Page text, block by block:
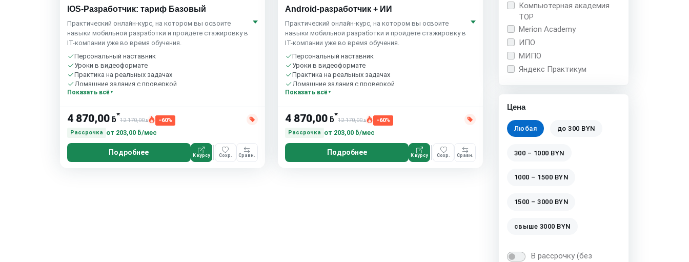
IOS-Разработчик: тариф Базовый
Практический онлайн-курс, на котором вы освоите
навыки мобильной разработки и пройдёте стажировку в
IT-компании уже во время обучения.
Персональный наставник
Уроки в видеоформате
Практика на реальных задачах
Домашние задания с проверкой
Бесплатный пробный урок
Показать всё
4 870,00 ƃ*
12 170,00ƃ
−60%
Рассрочка
от 203,00 ƃ/мес
Подробнее К курсу Сохр. Сравн.
Android-разработчик + ИИ
Практический онлайн-курс, на котором вы освоите
навыки мобильной разработки и пройдёте стажировку в
IT-компании уже во время обучения.
Персональный наставник
Уроки в видеоформате
Практика на реальных задачах
Домашние задания с проверкой
Бесплатный пробный урок
Показать всё
4 870,00 ƃ*
12 170,00ƃ
−60%
Рассрочка
от 203,00 ƃ/мес
Подробнее К курсу Сохр. Сравн.
Компьютерная академия
TOP
Merion Academy
ИПО
МИПО
Яндекс Практикум
Цена
Любая до 300 BYN
300 – 1000 BYN
1000 – 1500 BYN
1500 – 3000 BYN
свыше 3000 BYN
В рассрочку (без